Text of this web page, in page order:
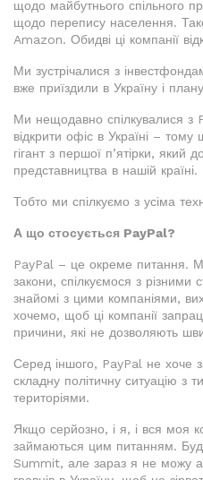
щодо майбутнього спільного
щодо перепису населення.
Amazon. Обидві ці компанії
Ми зустрічалися з
вже приїздили в Україну і
Ми нещодавно спілкувалися з
відкрити офіс в Україні –
гігант з першої п’ятірки, який
представництва в нашій країні.
Тобто ми спілкуємо з усіма
А що стосується PayPal?
PayPal – це окреме питання.
закони, спілкуємося з різними
знайомі з цими компаніями,
хочемо, щоб ці компанії
причини, які не дозволяють
Серед іншого, PayPal не хоче
складну політичну ситуацію з
територіями.
Якщо серйозно, і я, і вся моя
займаються цим питанням.
Summit, але зараз я не можу